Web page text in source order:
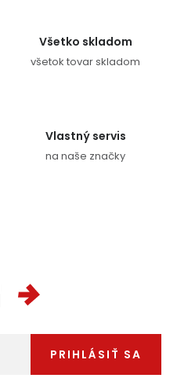
Všetko skladom
všetok tovar skladom
Vlastný servis
na naše značky
PRIHLÁSIŤ SA